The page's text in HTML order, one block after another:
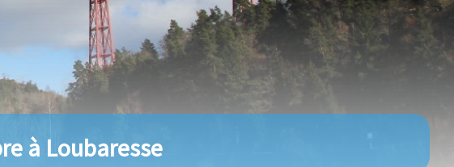
à Loubaresse